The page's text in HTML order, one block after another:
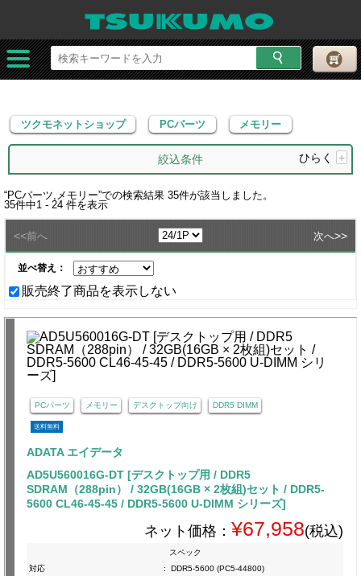
ツクモネットショップ PCパーツ
ツクモネットショップ PCパーツ メモリー
絞込条件 ひらく +
“PCパーツ,メモリー”での検索結果 35件が該当しました。
35件中1 - 24 件を表示
<<前へ 次へ>>
並べ替え：
販売終了商品を表示しない
PCパーツ メモリー デスクトップ向け DDR5 DIMM
送料無料
ADATA エイデータ
AD5U560016G-DT [デスクトップ用 / DDR5
SDRAM（288pin） / 32GB(16GB × 2枚組)セット / DDR5-
5600 CL46-45-45 / DDR5-5600 U-DIMM シリーズ]
ネット価格： ¥67,958(税込)
スペック
対応
:
DDR5-5600 (PC5-44800)